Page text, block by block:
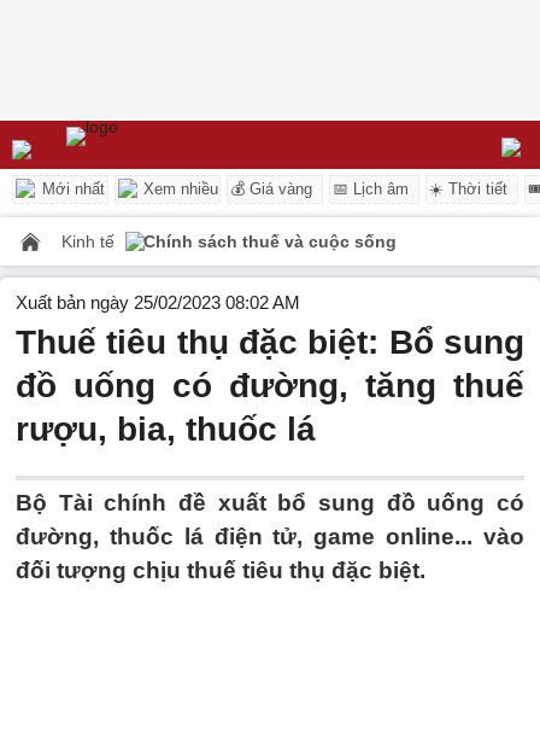
Mới nhất Xem nhiều 💰 Giá vàng 📅 Lịch âm ☀️ Thời tiết
Kinh tế Chính sách thuế và cuộc sống
Xuất bản ngày 25/02/2023 08:02 AM
Thuế tiêu thụ đặc biệt: Bổ sung
đồ uống có đường, tăng thuế
rượu, bia, thuốc lá
Bộ Tài chính đề xuất bổ sung đồ uống có
đường, thuốc lá điện tử, game online... vào
đối tượng chịu thuế tiêu thụ đặc biệt.